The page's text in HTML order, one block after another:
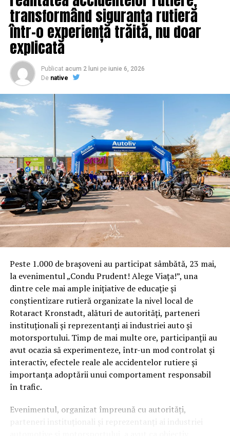
transformând siguranța rutieră
într-o experiență trăită, nu doar
explicată
Publicat acum 2 luni pe iunie 6, 2026
De native
Peste 1.000 de brașoveni au participat sâmbătă, 23 mai,
la evenimentul „Condu Prudent! Alege Viața!”, una
dintre cele mai ample inițiative de educație și
conștientizare rutieră organizate la nivel local de
Rotaract Kronstadt, alături de autorități, parteneri
instituționali și reprezentanți ai industriei auto și
motorsportului. Timp de mai multe ore, participanții au
avut ocazia să experimenteze, într-un mod controlat și
interactiv, efectele reale ale accidentelor rutiere și
importanța adoptării unui comportament responsabil
în trafic.
Evenimentul, organizat împreună cu autorități,
parteneri instituționali și reprezentanți ai industriei